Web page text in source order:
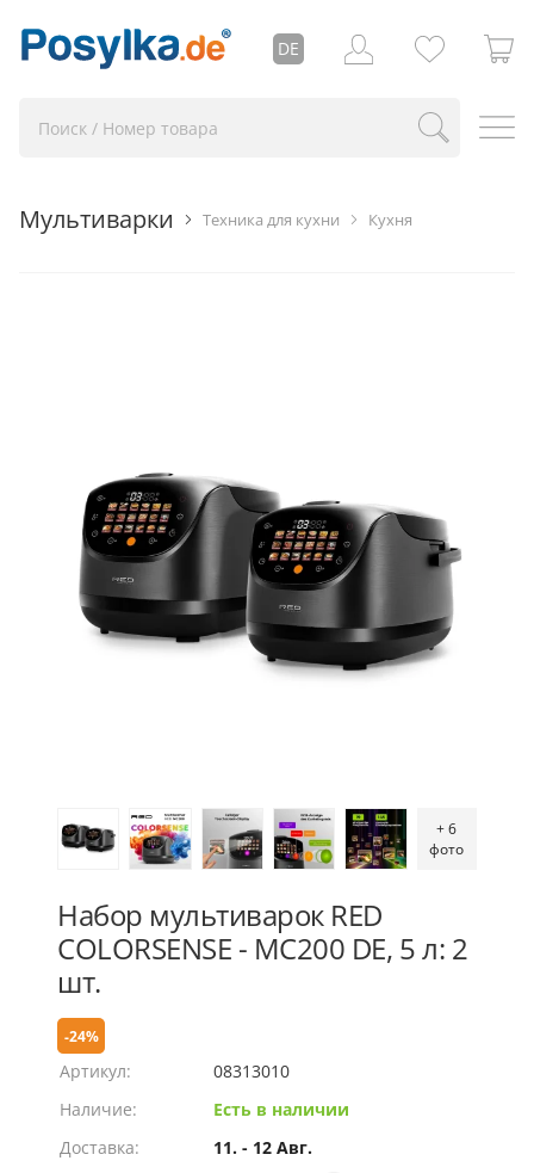
DE
Кухня
Техника для кухни
Мультиварки
+ 6
фото
Набор мультиварок RED
COLORSENSE - MC200 DE, 5 л: 2
шт.
-24%
Артикул:
08313010
Наличие:
Есть в наличии
Доставка:
11. - 12 Авг.